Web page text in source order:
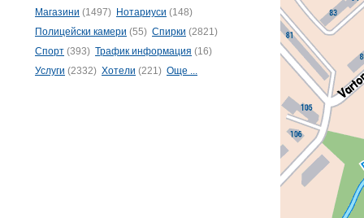
Магазини (1497) Нотариуси (148)
Полицейски камери (55) Спирки (2821)
Спорт (393) Трафик информация (16)
Услуги (2332) Хотели (221) Още ...